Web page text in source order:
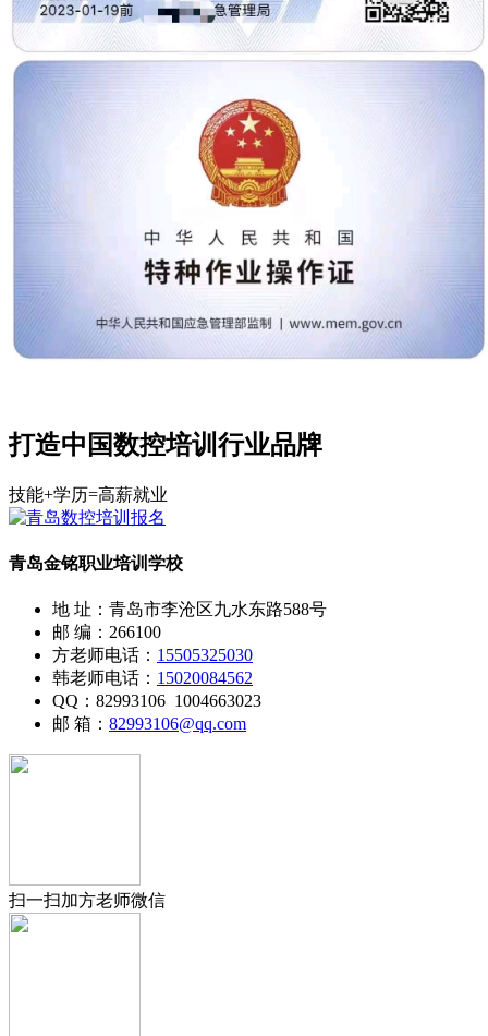
打造中国数控培训行业品牌
技能+学历=高薪就业
青岛金铭职业培训学校
地 址：青岛市李沧区九水东路588号
邮 编：266100
方老师电话： 15505325030
韩老师电话： 15020084562
QQ：82993106 1004663023
邮 箱： 82993106@qq.com
扫一扫加方老师微信